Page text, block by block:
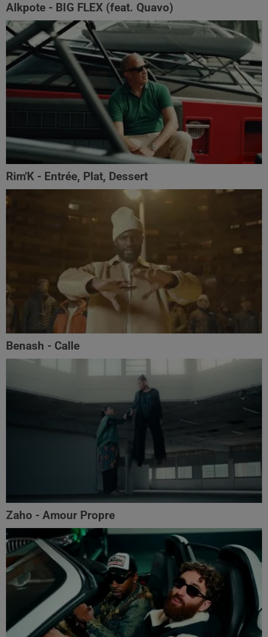
Alkpote - BIG FLEX (feat. Quavo)
Rim'K - Entrée, Plat, Dessert
Benash - Calle
Zaho - Amour Propre